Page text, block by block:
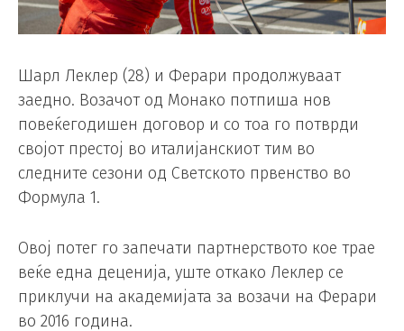
Шарл Леклер (28) и Ферари продолжуваат
заедно. Возачот од Монако потпиша нов
повеќегодишен договор и со тоа го потврди
својот престој во италијанскиот тим во
следните сезони од Светското првенство во
Формула 1.
Овој потег го запечати партнерството кое трае
веќе една деценија, уште откако Леклер се
приклучи на академијата за возачи на Ферари
во 2016 година.